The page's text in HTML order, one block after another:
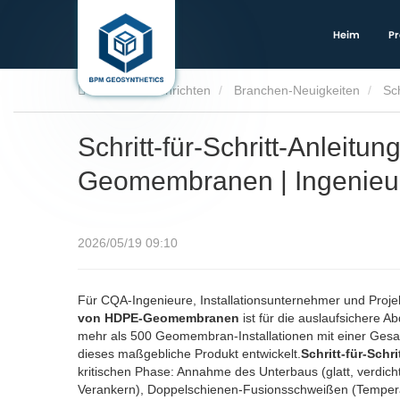
Heim
Nachrichten Branchen-Neuigkeiten
Schritt-für-Schritt-
Geomembranen |
2026/05/19 09:10
Für CQA-Ingenieure, Installationsunternehmer und
von HDPE-Geomembranen ist für die auslaufsichere
mehr als 500 Geomembran-Installationen mit einer
dieses maßgebliche Produkt entwickelt. Schritt-für-
kritischen Phase: Annahme des Unterbaus (glatt,
Verankern), Doppelschienen-Fusionsschweißen